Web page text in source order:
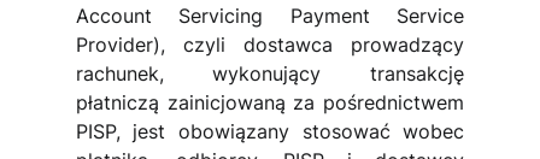
Account Servicing Payment Service
Provider), czyli dostawca prowadzący
rachunek, wykonujący transakcję
płatniczą zainicjowaną za pośrednictwem
PISP, jest obowiązany stosować wobec